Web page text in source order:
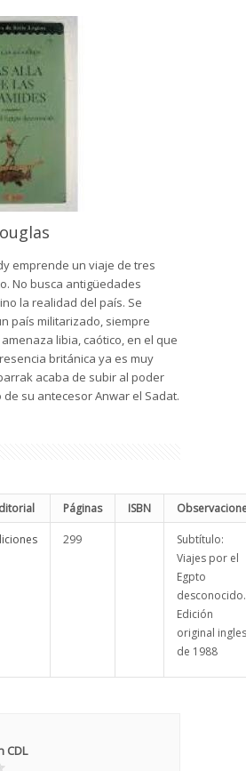
emprende un viaje de tres
No busca antigüedades
la realidad del país. Se
país militarizado, siempre
libia, caótico, en el que
británica ya es muy
acaba de subir al poder
su antecesor Anwar el Sadat.
Páginas ISBN
299
Subtítulo:
Viajes por el
Egpto
desconocido.
Edición
original
de 1988
CDL